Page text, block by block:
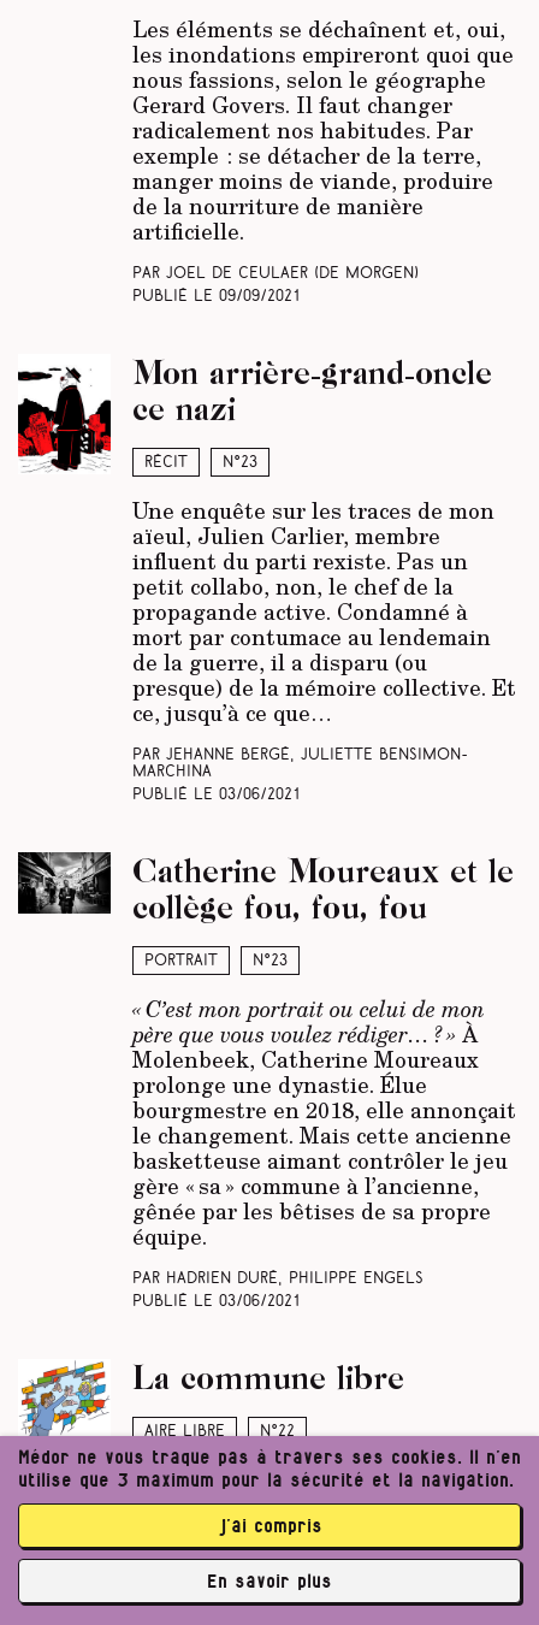
Les éléments se déchaînent et, oui,
les inondations empireront quoi que
nous fassions, selon le géographe
Gerard Govers. Il faut changer
radicalement nos habitudes. Par
exemple : se détacher de la terre,
manger moins de viande, produire
de la nourriture de manière
artificielle.
Par Joël De Ceulaer (De Morgen)
Publié le 09/09/2021
Récit N°23
Mon arrière-grand-oncle
ce nazi
Une enquête sur les traces de mon
aïeul, Julien Carlier, membre
influent du parti rexiste. Pas un
petit collabo, non, le chef de la
propagande active. Condamné à
mort par contumace au lendemain
de la guerre, il a disparu (ou
presque) de la mémoire collective. Et
ce, jusqu’à ce que…
Par Jehanne Bergé, Juliette Bensimon-
Marchina
Publié le 03/06/2021
Portrait N°23
Catherine Moureaux et le
collège fou, fou, fou
« C’est mon portrait ou celui de mon
père que vous voulez rédiger… ? » À
Molenbeek, Catherine Moureaux
prolonge une dynastie. Élue
bourgmestre en 2018, elle annonçait
le changement. Mais cette ancienne
basketteuse aimant contrôler le jeu
gère « sa » commune à l’ancienne,
gênée par les bêtises de sa propre
équipe.
Par Hadrien Duré, Philippe Engels
Publié le 03/06/2021
Aire libre N°22
La commune libre
Qui l’aurait cru ? C’est à Sambreville
que la culture du logiciel libre dans
les administrations communales est
née. Et vingt ans après, elle se porte
toujours bien.
Médor ne vous traque pas à travers ses cookies. Il n’en
utilise que 3 maximum pour la sécurité et la navigation.
j’ai compris
En savoir plus